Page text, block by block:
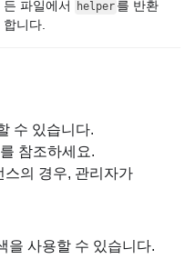
든 파일에서 helper 를 반환
합니다.
수 있습니다.
를 참조하세요.
의 경우, 관리자가
을 사용할 수 있습니다.